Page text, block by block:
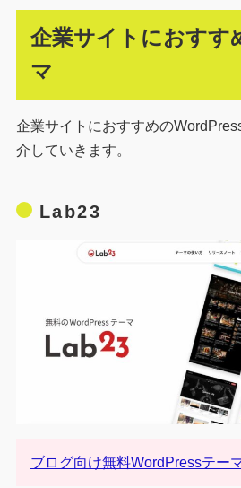
企業サイトにおすす
マ
企業サイトにおすすめの
介していきます。
Lab23
ブログ向け無料WordPressテー